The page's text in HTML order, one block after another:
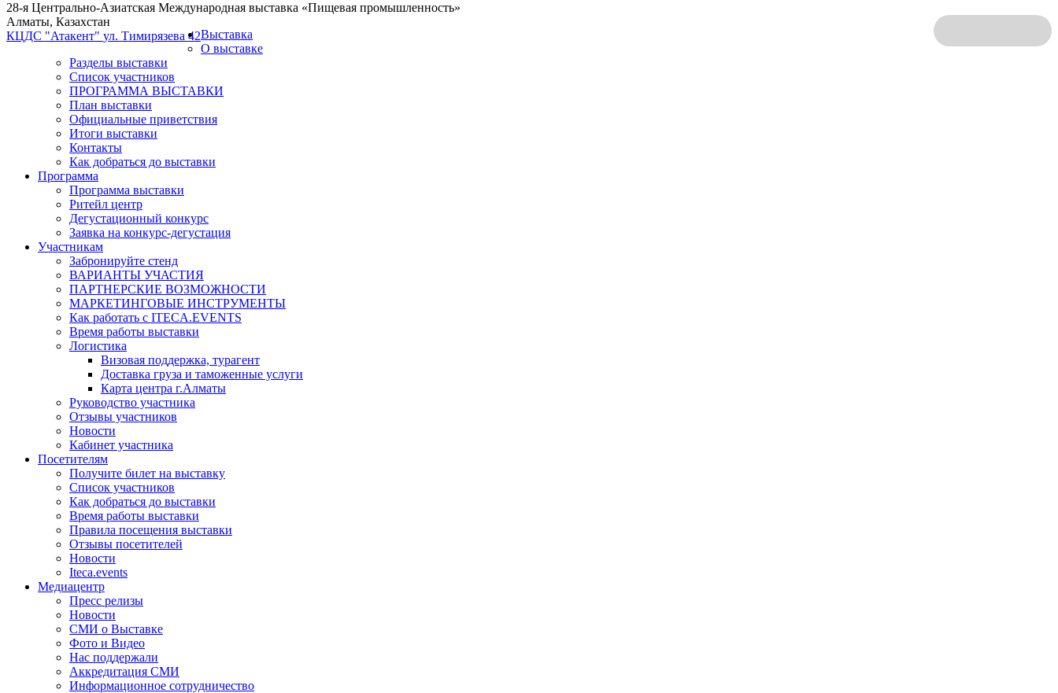
28-я Центрально-Азиатская Международная выставка «Пищевая промышленность»
Алматы, Казахстан
КЦДС "Атакент" ул. Тимирязева 42Выставка
О выставке
Разделы выставки
Список участников
ПРОГРАММА ВЫСТАВКИ
План выставки
Официальные приветствия
Итоги выставки
Контакты
Как добраться до выставки
Программа
Программа выставки
Ритейл центр
Дегустационный конкурс
Заявка на конкурс-дегустация
Участникам
Забронируйте стенд
ВАРИАНТЫ УЧАСТИЯ
ПАРТНЕРСКИЕ ВОЗМОЖНОСТИ
МАРКЕТИНГОВЫЕ ИНСТРУМЕНТЫ
Как работать с ITECA.EVENTS
Время работы выставки
Логистика
Визовая поддержка, турагент
Доставка груза и таможенные услуги
Карта центра г.Алматы
Руководство участника
Отзывы участников
Новости
Кабинет участника
Посетителям
Получите билет на выставку
Список участников
Как добраться до выставки
Время работы выставки
Правила посещения выставки
Отзывы посетителей
Новости
Iteca.events
Медиацентр
Пресс релизы
Новости
СМИ о Выставке
Фото и Видео
Нас поддержали
Аккредитация СМИ
Информационное сотрудничество